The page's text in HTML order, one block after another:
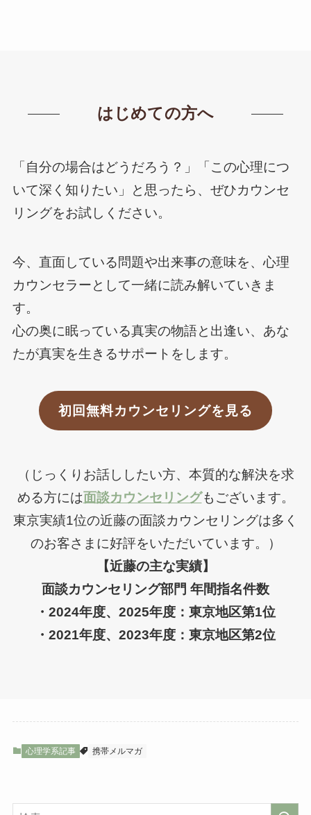
はじめての方へ
「自分の場合はどうだろう？」「この心理につ
いて深く知りたい」と思ったら、ぜひカウンセ
リングをお試しください。
今、直面している問題や出来事の意味を、心理
カウンセラーとして一緒に読み解いていきま
す。
心の奥に眠っている真実の物語と出逢い、あな
たが真実を生きるサポートをします。
初回無料カウンセリングを見る
（じっくりお話ししたい方、本質的な解決を求
める方には面談カウンセリングもございます。
東京実績1位の近藤の面談カウンセリングは多く
のお客さまに好評をいただいています。）
【近藤の主な実績】
面談カウンセリング部門 年間指名件数
・2024年度、2025年度：東京地区第1位
・2021年度、2023年度：東京地区第2位
心理学系記事 携帯メルマガ